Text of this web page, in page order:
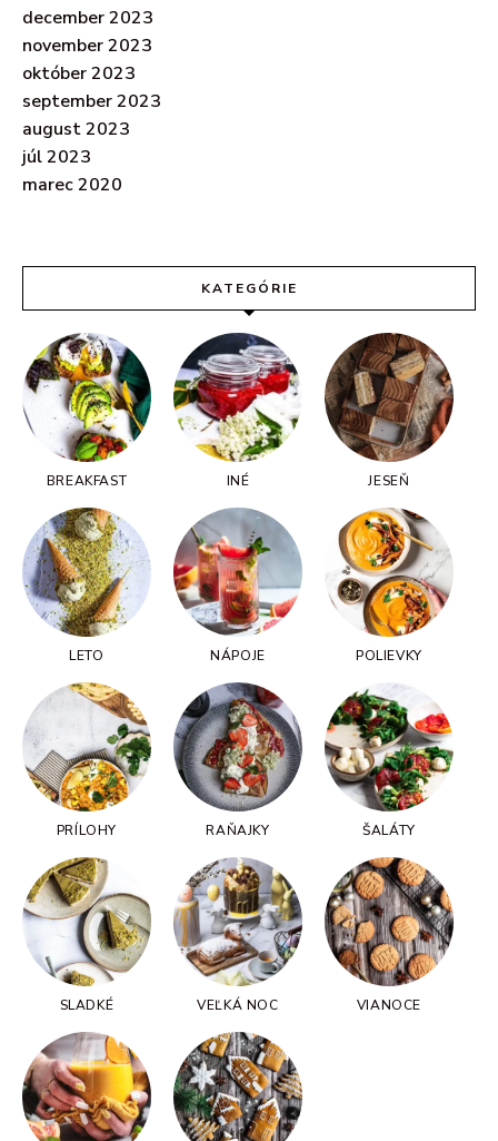
december 2023
november 2023
október 2023
september 2023
august 2023
júl 2023
marec 2020
KATEGÓRIE
BREAKFAST INÉ JESEŇ
LETO NÁPOJE POLIEVKY
PRÍLOHY RAŇAJKY ŠALÁTY
SLADKÉ VEĽKÁ NOC VIANOCE